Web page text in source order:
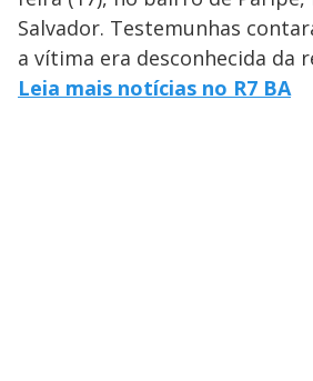
Salvador. Testemunhas
a vítima era desconhecida da
Leia mais notícias no R7 BA